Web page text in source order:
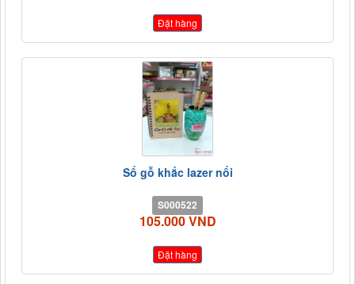
Đặt hàng
Sổ gỗ khắc lazer nổi
S000522
105.000 VND
Đặt hàng